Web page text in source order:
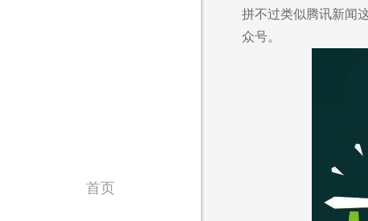
首页
拼不过类似腾讯新闻
众号。